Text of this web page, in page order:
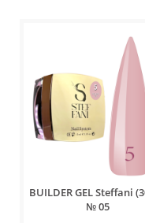
BUILDER GEL Steffani
№ 05